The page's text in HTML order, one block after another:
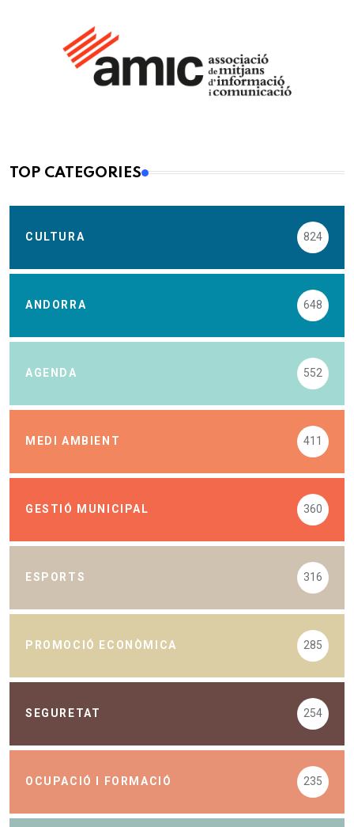
TOP CATEGORIES
CULTURA 824
ANDORRA 648
AGENDA 552
MEDI AMBIENT 411
GESTIÓ MUNICIPAL 360
ESPORTS 316
PROMOCIÓ ECONÒMICA 285
SEGURETAT 254
OCUPACIÓ I FORMACIÓ 235